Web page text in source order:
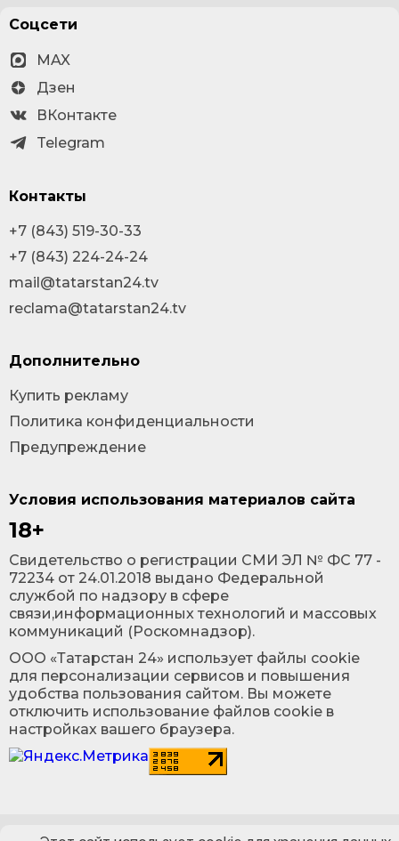
Условия использования материалов сайта
18+
Cвидетельство о регистрации СМИ ЭЛ № ФС 77 -
72234 от 24.01.2018 выдано Федеральной
службой по надзору в сфере
связи,информационных технологий и массовых
коммуникаций (Роскомнадзор).
ООО «Татарстан 24» использует файлы cookie
для персонализации сервисов и повышения
удобства пользования сайтом. Вы можете
отключить использование файлов cookie в
настройках вашего браузера.
Соцсети
MAX
Дзен
ВКонтакте
Telegram
Контакты
+7 (843) 519-30-33
+7 (843) 224-24-24
mail@tatarstan24.tv
reclama@tatarstan24.tv
Дополнительно
Купить рекламу
Политика конфиденциальности
Предупреждение